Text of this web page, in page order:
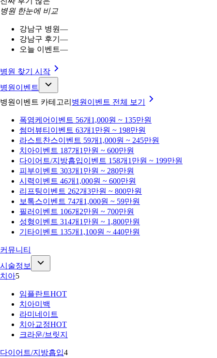
병원 한눈에 비교
강남구 병원—
강남구 후기 —
오늘 이벤트—
병원 찾기 시작
병원이벤트
병원이벤트 카테고리 병원이벤트 전체 보기
폭염케어 이벤트 56개 1,000원 ~ 135만원
썸머뷰티 이벤트 63개 1만원 ~ 198만원
라스트찬스이벤트 59개 1,000원 ~ 245만원
치아이벤트 187개 1만원 ~ 600만원
다이어트/지방흡입이벤트 158개 1만원 ~ 199만원
피부이벤트 303개 1만원 ~ 280만원
시력이벤트 46개 1,000원 ~ 600만원
리프팅이벤트 262개3만원 ~ 800만원
보톡스이벤트 74개 1,000원 ~ 59만원
필러 이벤트 106개 2만원 ~ 700만원
성형이벤트 314개 1만원 ~ 1,800만원
기타이벤트 135개 1,100원 ~ 440만원
커뮤니티
시술정보
치아5
임플란트HOT
치아미백
라미네이트
치아교정HOT
크라운/브릿지
다이어트/지방흡입4